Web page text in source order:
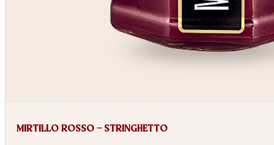
MIRTILLO ROSSO – STRINGHETTO